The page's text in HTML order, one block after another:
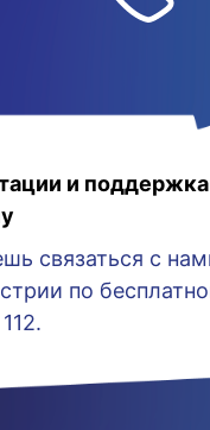
и
связаться с
по